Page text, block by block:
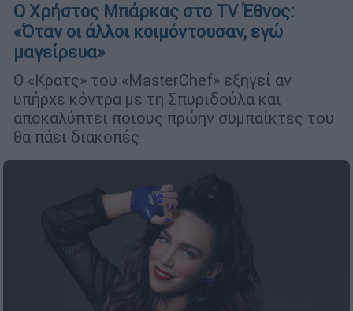
O Χρήστος Μπάρκας στο TV Έθνος:
«Όταν οι άλλοι κοιμόντουσαν, εγώ
μαγείρευα»
Ο «Κρατς» του «MasterChef» εξηγεί αν
υπήρχε κόντρα με τη Σπυριδούλα και
αποκαλύπτει ποιους πρώην συμπαίκτες του
θα πάει διακοπές